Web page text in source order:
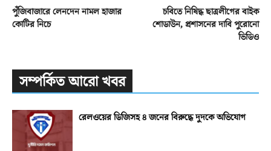
পুঁজিবাজারে লেনদেন নামল হাজার
কোটির নিচে
চবিতে নিষিদ্ধ ছাত্রলীগের বাইক
শোডাউন, প্রশাসনের দাবি পুরোনো
ভিডিও
সম্পর্কিত আরো খবর
রেলওয়ের ডিজিসহ ৪ জনের বিরুদ্ধে দুদকে অভিযোগ